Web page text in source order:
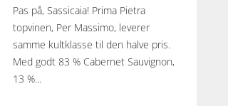
Pas på, Sassicaia! Prima Pietra
topvinen, Per Massimo, leverer
samme kultklasse til den halve pris.
Med godt 83 % Cabernet Sauvignon,
13 %...